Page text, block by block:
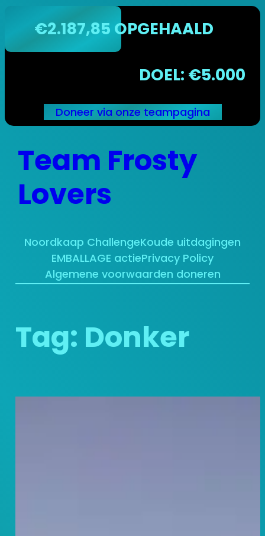
€2.187,85 OPGEHAALD
DOEL: €5.000
Doneer via onze teampagina
naar
inhoud
Team Frosty
Lovers
Noordkaap ChallengeKoude uitdagingen
EMBALLAGE actiePrivacy Policy
Algemene voorwaarden doneren
Tag: Donker